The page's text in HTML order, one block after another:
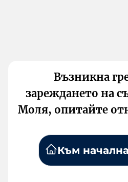
Възникна
зареждането на
Моля, опитайте
Към